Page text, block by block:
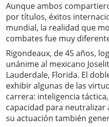
Aunque ambos
por títulos, éxitos
mundial, la realidad que
combates fue muy
Rigondeaux, de 45 años,
unánime al mexicano
Lauderdale, Florida. El
exhibir algunas de las
carrera: inteligencia
capacidad para neutralizar
su actuación también